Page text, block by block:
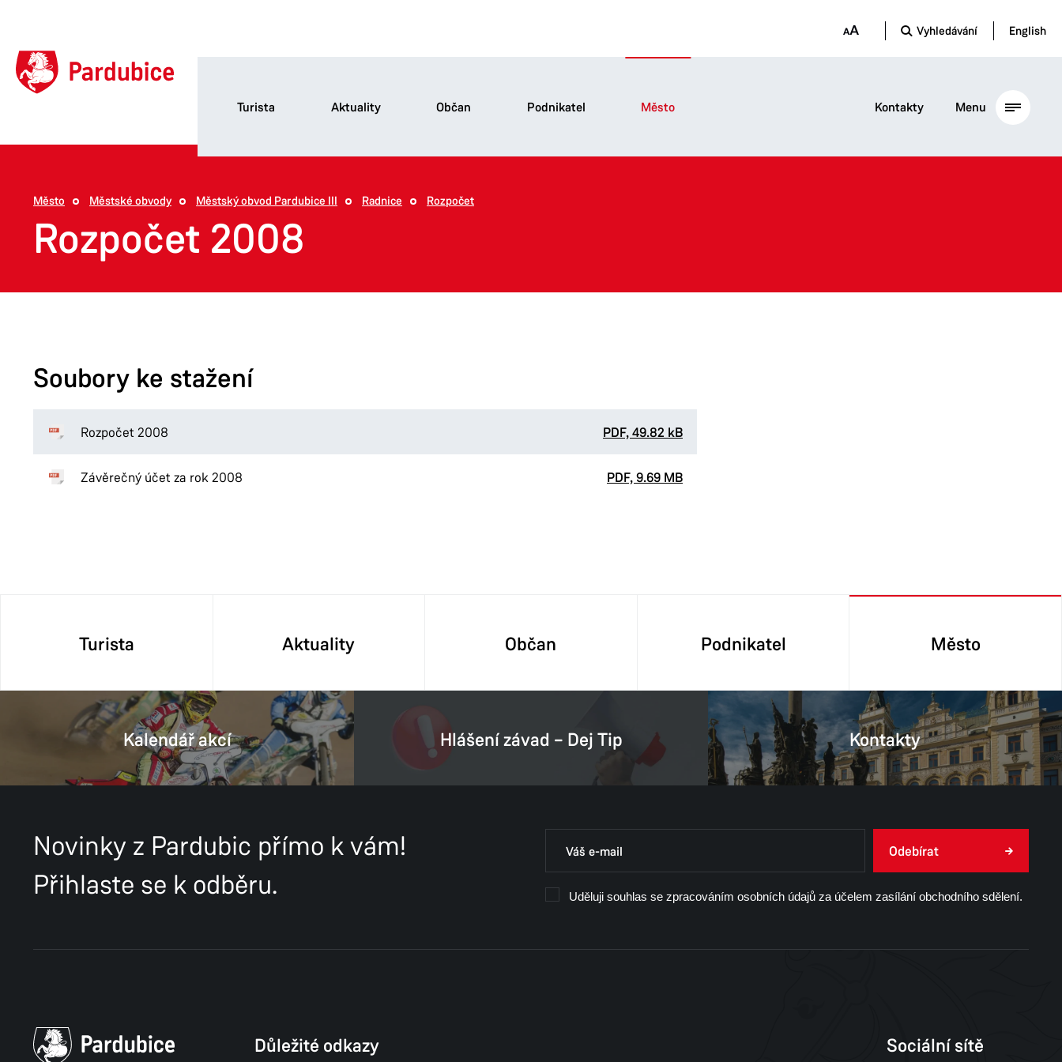
Vyhledávání English
Turista Aktuality Občan Podnikatel Město Kontakty Menu
Město Městské obvody Městský obvod Pardubice III Radnice Rozpočet
Rozpočet 2008
Soubory ke stažení
Rozpočet 2008 PDF, 49.82 kB
Závěrečný účet za rok 2008 PDF, 9.69 MB
Turista Aktuality Občan Podnikatel Město
Kalendář akcí Hlášení závad – Dej Tip Kontakty
Novinky z Pardubic přímo k vám!
Přihlaste se k odběru.
Odebírat
Uděluji souhlas se zpracováním osobních údajů za účelem zasílání obchodního sdělení.
Sociální sítě
Důležité odkazy